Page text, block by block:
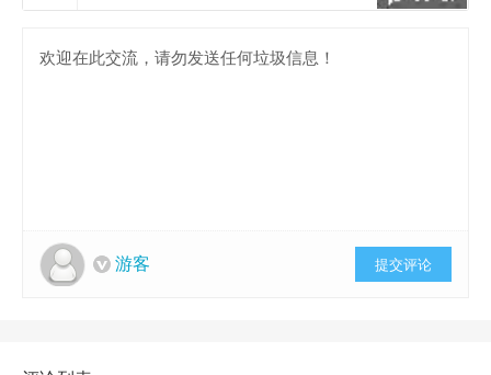
游客 提交评论